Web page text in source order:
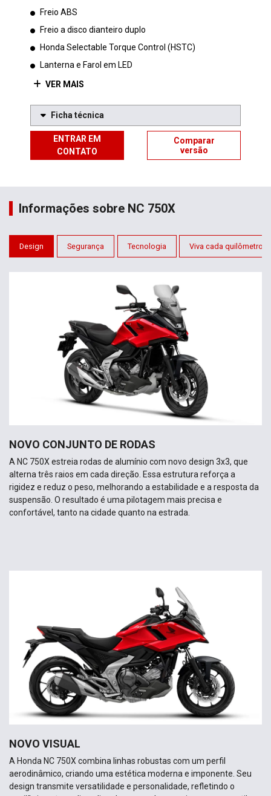
Freio ABS
Freio a disco dianteiro duplo
Honda Selectable Torque Control (HSTC)
Lanterna e Farol em LED
VER MAIS
Ficha técnica
ENTRAR EM
CONTATO
Comparar
versão
Informações sobre NC 750X
Design Segurança Tecnologia Viva cada quilômetro
NOVO CONJUNTO DE RODAS
A NC 750X estreia rodas de alumínio com novo design 3x3, que
alterna três raios em cada direção. Essa estrutura reforça a
rigidez e reduz o peso, melhorando a estabilidade e a resposta da
suspensão. O resultado é uma pilotagem mais precisa e
confortável, tanto na cidade quanto na estrada.
NOVO VISUAL
A Honda NC 750X combina linhas robustas com um perfil
aerodinâmico, criando uma estética moderna e imponente. Seu
design transmite versatilidade e personalidade, refletindo o